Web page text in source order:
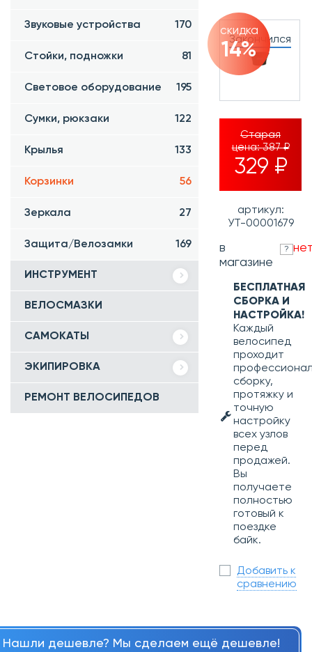
Звуковые устройства 170
Стойки, подножки 81
Световое оборудование 195
Сумки, рюкзаки 122
Крылья 133
Корзинки 56
Зеркала 27
Защита/Велозамки 169
ИНСТРУМЕНТ
ВЕЛОСМАЗКИ
САМОКАТЫ
ЭКИПИРОВКА
РЕМОНТ ВЕЛОСИПЕДОВ
Закончился
скидка
14%
Старая
цена:387 ₽
329 ₽
артикул:
УТ-00001679
в
магазине
?
БЕСПЛАТНАЯ
СБОРКА И
НАСТРОЙКА!
Каждый
велосипед
проходит
сборку,
протяжку и
точную
настройку
всех узлов
перед
продажей.
Вы
получаете
полностью
готовый к
поездке
байк.
Добавить к
сравнению
Нашли дешевле? Мы сделаем ещё дешевле!